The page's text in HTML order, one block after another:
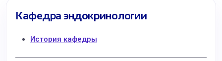
Кафедра эндокринологии
История кафедры